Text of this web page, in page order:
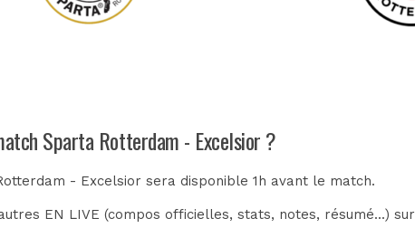
Sparta Rotterdam - Excelsior ?
- Excelsior sera disponible 1h avant le match.
EN LIVE (compos officielles, stats, notes, résumé...) sur